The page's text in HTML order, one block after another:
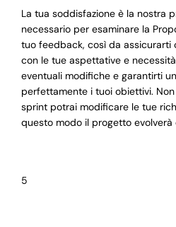
La tua soddisfazione è la nostra
necessario per esaminare la
tuo feedback, così da assicurarti
con le tue aspettative e
eventuali modifiche e garantirti
perfettamente i tuoi obiettivi.
sprint potrai modificare le tue
questo modo il progetto evolverà
5